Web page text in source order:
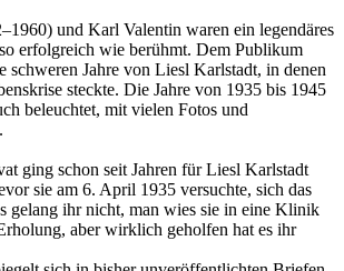
und Karl Valentin waren ein legendäres
erfolgreich wie berühmt. Dem Publikum
schweren Jahre von Liesl Karlstadt, in denen
steckte. Die Jahre von 1935 bis 1945
beleuchtet, mit vielen Fotos und
ging schon seit Jahren für Liesl Karlstadt
sie am 6. April 1935 versuchte, sich das
gelang ihr nicht, man wies sie in eine Klinik
aber wirklich geholfen hat es ihr